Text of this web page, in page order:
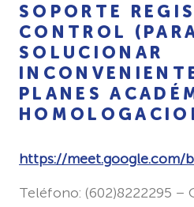
SOPORTE
CONTROL
SOLUCIONAR
PLANES
https://meet.google.com/
Teléfono: (602)8222295 –